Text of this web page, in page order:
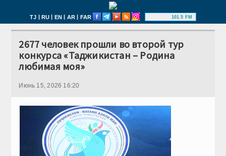
TJ | RU | EN | AR | FAR 101.5 FM
2677 человек прошли во второй тур
конкурса «Таджикистан – Родина
любимая моя»
Июнь 15, 2026 16:20